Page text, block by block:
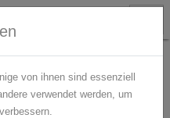
von ihnen sind essenziell
verwendet werden, um